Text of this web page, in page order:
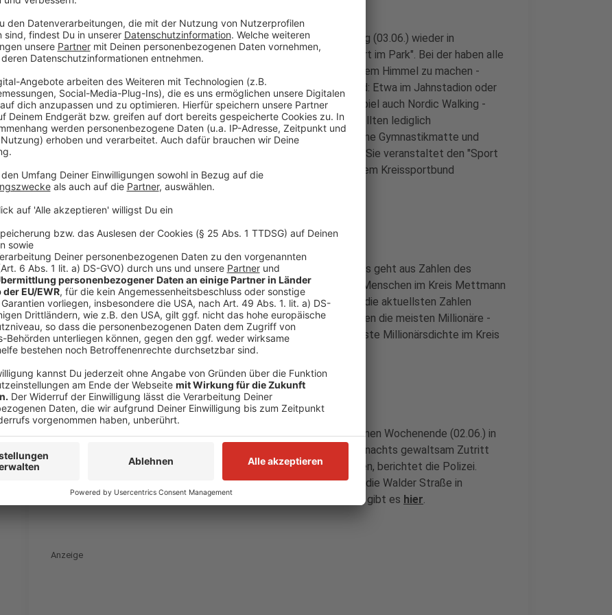
Kostenlos und unter Anleitung Sport machen. Das geht ab Montag (03.06.) wieder in
Langenfeld. Hier startet die mittlerweile siebte Auflage von "Sport im Park". Bei der haben alle
Langenfelder wieder die Möglichkeit, gemeinsam Sport unter freiem Himmel zu machen -
kostenlos. Mitmachen geht an verschiedenen Orten in Langenfeld: Etwa im Jahnstadion oder
im Freizeitpark Langfort. Es gibt Fitnessangebote, aber zum Beispiel auch Nordic Walking -
unabhängig vom Wetter, Alter und Fitnesslevel. Die Teilnehmer sollten lediglich
entsprechende Sportkleidung anziehen, ein Handtuch und/oder eine Gymnastikmatte und
ausreichend zu trinken mitbringen, teilt die Stadt Langenfeld mit. Sie veranstaltet den "Sport
im Park" zusammen mit dem Langenfelder Stadtsportbund und dem Kreissportbund
Mettmann. Die Aktion "Sport im Park" geht noch bis September.
Mehr Millionäre im Kreis Mettmann
Die Zahl der Millionäre im Kreis Mettmann ist leicht gestiegen. Das geht aus Zahlen des
Statistischen Landesamtes hervor. Demnach hat es zuletzt 177 Menschen im Kreis Mettmann
gegeben, die mindestens eine Million Euro auf dem Konto haben (die aktuellsten Zahlen
stammen aus dem Jahr 2020). Rein von den Zahlen her hat Ratingen die meisten Millionäre -
hier sind es 50. Im Verhältnis zur Einwohnerzahl hat Haan die höchste Millionärsdichte im Kreis
Mettmann. Hier leben 27 Millionäre.
Hilden: Polizei sucht Tankstellen-Einbrecher
Die Polizei sucht aktuell nach drei Verdächtigen, die am vergangenen Wochenende (02.06.) in
eine Hildener Tankstelle eingebrochen sein sollen. Sie sollen sich nachts gewaltsam Zutritt
verschafft und einen Tresor aus dem Kassenbereich geklaut haben, berichtet die Polizei.
Anschließend seien sie mit dem Auto und mit hohem Tempo über die Walder Straße in
Richtung Hildener Innenstadt geflüchtet.
Eine Täterbeschreibung gibt es hier.
Anzeige